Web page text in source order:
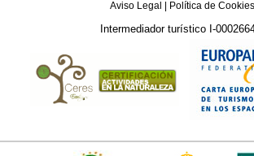
Aviso Legal Política de Cookies
Intermediador turístico I-